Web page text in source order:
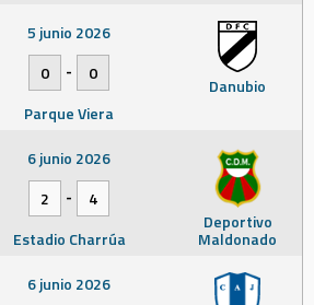
Danubio
5 junio 2026
0
-
0
Parque Viera
Deportivo
Maldonado
6 junio 2026
2
-
4
Estadio Charrúa
6 junio 2026